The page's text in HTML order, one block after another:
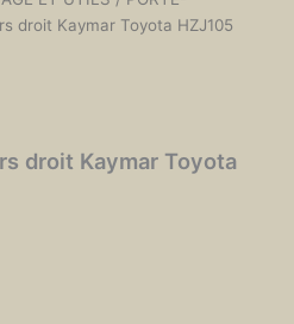
droit Kaymar Toyota HZJ105
droit Kaymar Toyota